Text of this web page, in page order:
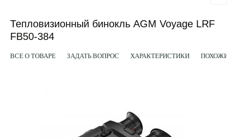
Тепловизионный бинокль AGM Voyage LRF
FB50-384
ВСЕ О ТОВАРЕ ЗАДАТЬ ВОПРОС ХАРАКТЕРИСТИКИ